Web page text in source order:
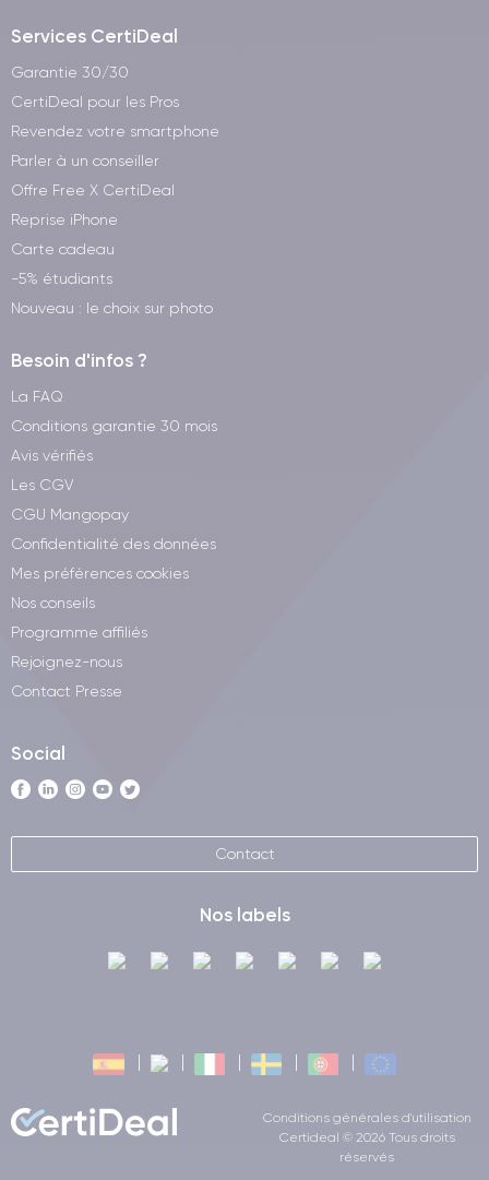
Services CertiDeal
Garantie 30/30
CertiDeal pour les Pros
Revendez votre smartphone
Parler à un conseiller
Offre Free X CertiDeal
Reprise iPhone
Carte cadeau
-5% étudiants
Nouveau : le choix sur photo
Besoin d'infos ?
La FAQ
Conditions garantie 30 mois
Avis vérifiés
Les CGV
CGU Mangopay
Confidentialité des données
Mes préférences cookies
Nos conseils
Programme affiliés
Rejoignez-nous
Contact Presse
Social
Contact
Nos labels
Conditions générales d'utilisation
Certideal © 2026 Tous droits
réservés